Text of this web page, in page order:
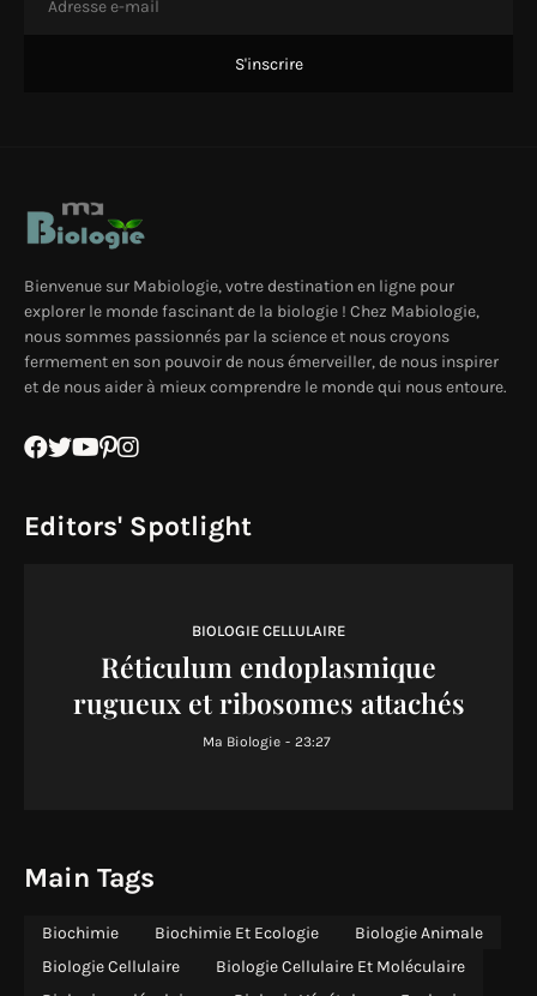
Bienvenue sur Mabiologie, votre destination en ligne pour
explorer le monde fascinant de la biologie ! Chez Mabiologie,
nous sommes passionnés par la science et nous croyons
fermement en son pouvoir de nous émerveiller, de nous inspirer
et de nous aider à mieux comprendre le monde qui nous entoure.
Editors' Spotlight
BIOLOGIE CELLULAIRE
Réticulum endoplasmique
rugueux et ribosomes attachés
Ma Biologie - 23:27
Main Tags
Biochimie Biochimie Et Ecologie
Biologie Animale
Biologie Cellulaire
Biologie Cellulaire Et Moléculaire